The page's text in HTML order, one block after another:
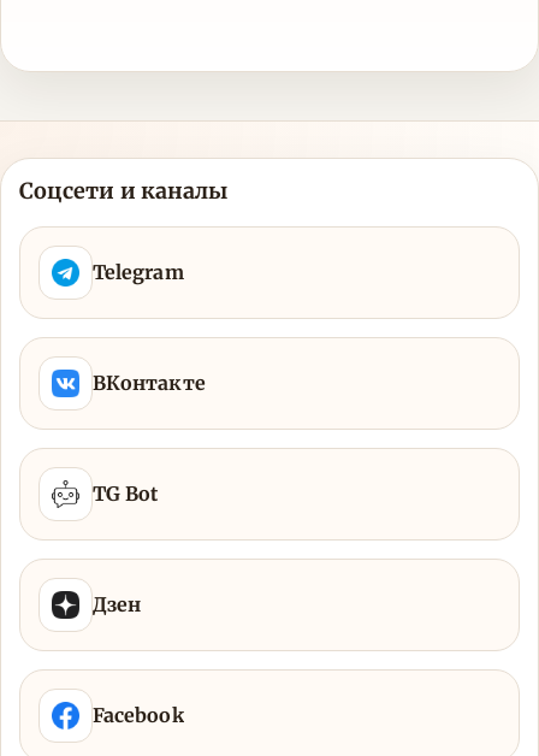
Соцсети и каналы
Telegram
ВКонтакте
TG Bot
Дзен
Facebook